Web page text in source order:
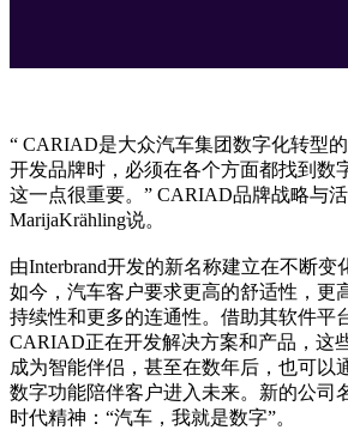
“ CARIAD是大众汽车集团数字化转型
开发品牌时，必须在各个方面都找到数
这一点很重要。” CARIAD品牌战略与
MarijaKrähling说。
由Interbrand开发的新名称建立在不断变
如今，汽车客户要求更高的舒适性，更
持续性和更多的连通性。借助其软件平
CARIAD正在开发解决方案和产品，这
成为智能伴侣，甚至在数年后，也可以
数字功能陪伴客户进入未来。新的公司
时代精神：“汽车，我就是数字”。